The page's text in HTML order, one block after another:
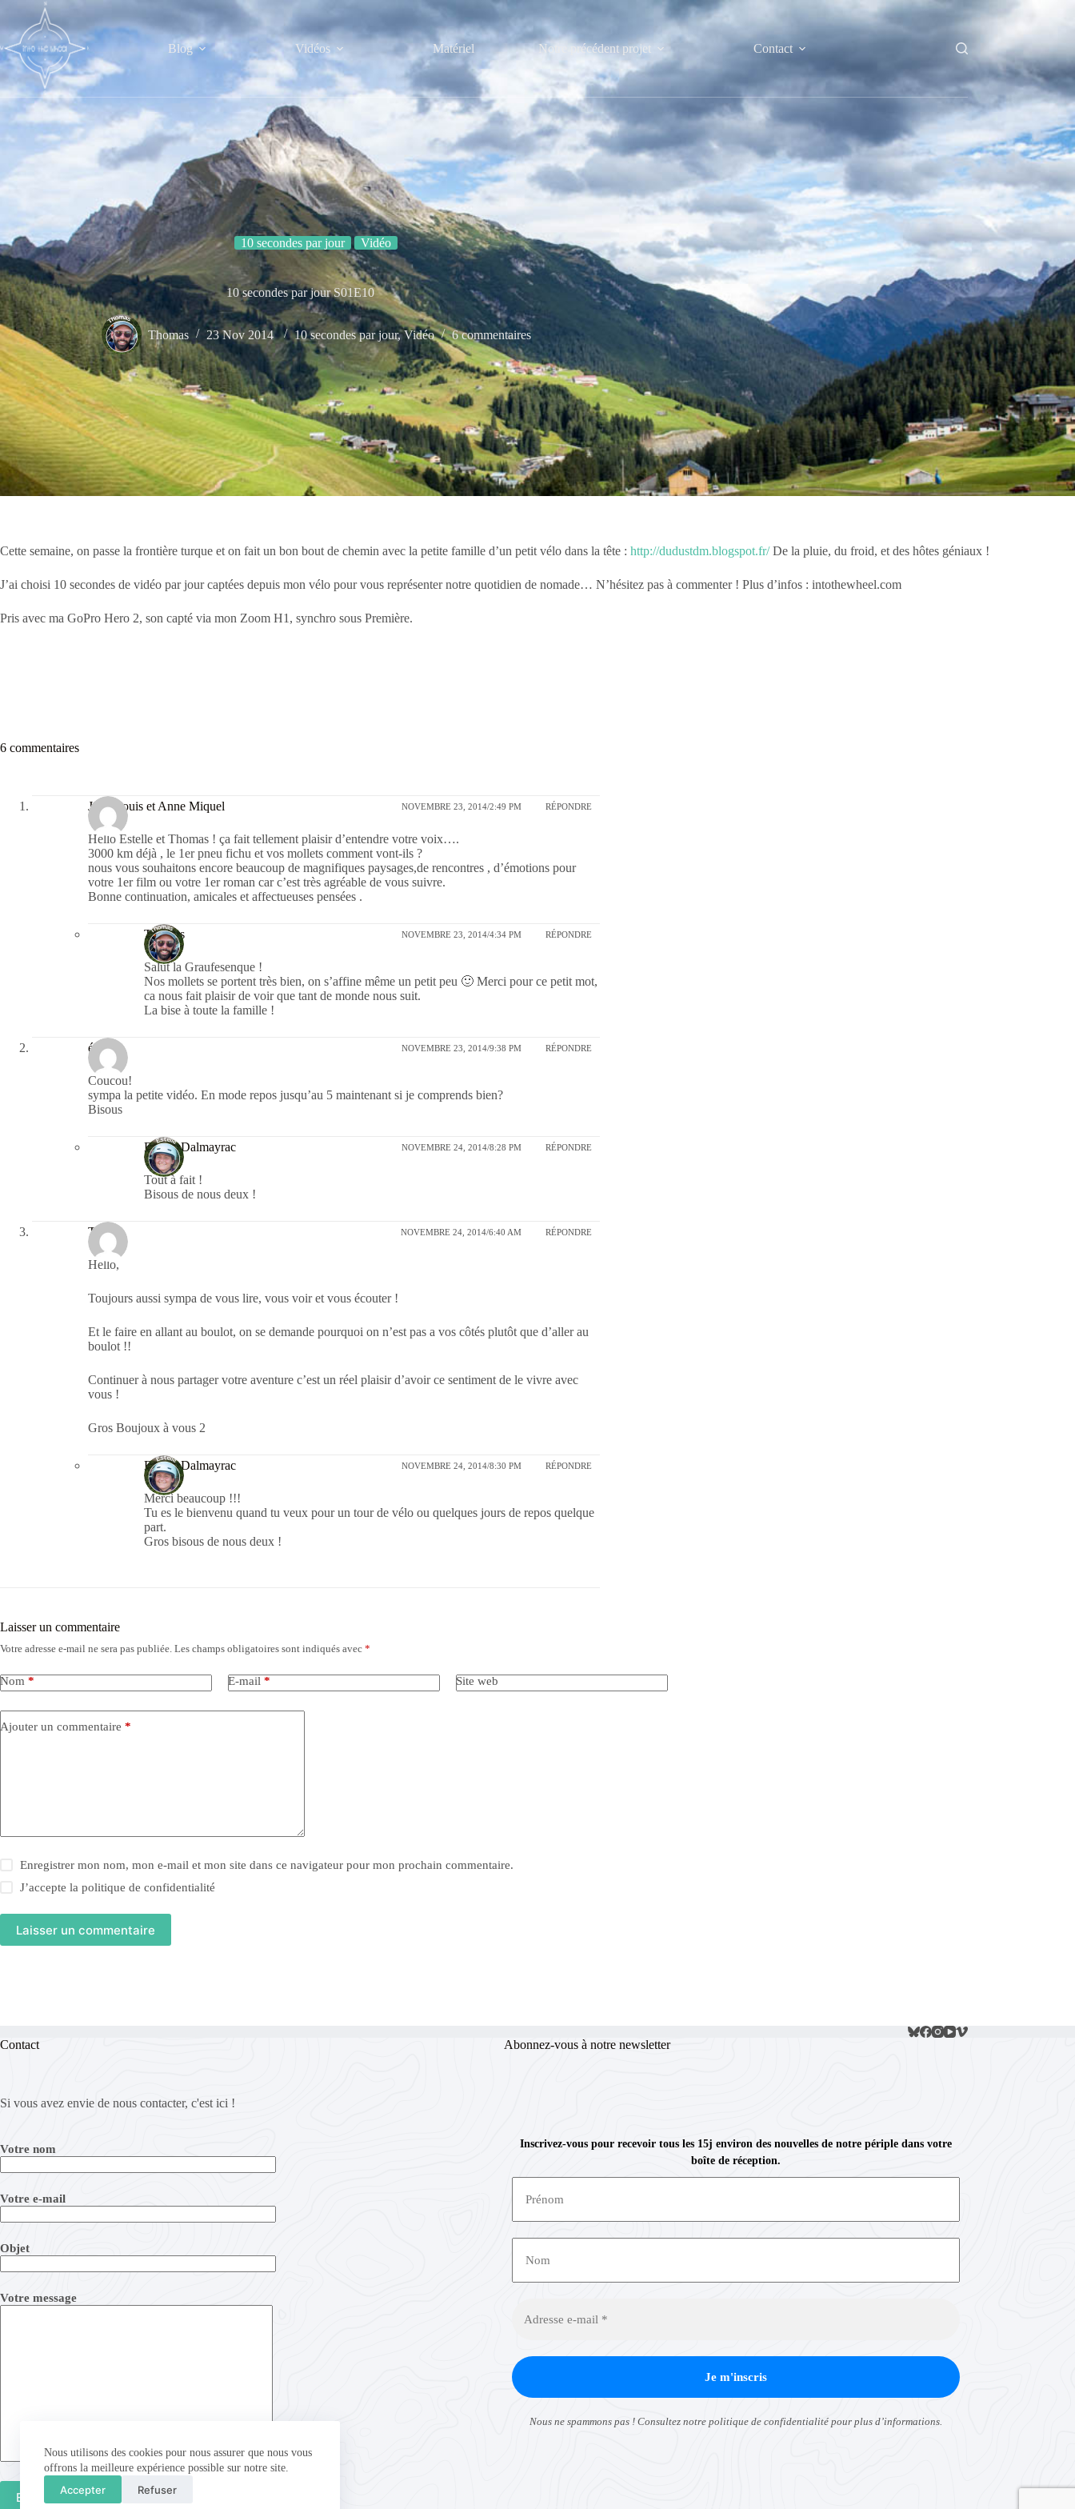
contenu
Nous utilisons des cookies pour nous assurer que nous vous
offrons la meilleure expérience possible sur notre site.
Accepter Refuser
Blog Vidéos Matériel Notre précédent projet Contact
10 secondes par jour Vidéo
10 secondes par jour S01E10
Thomas 23 Nov 2014 10 secondes par jour,Vidéo 6 commentaires
Cette semaine, on passe la frontière turque et on fait un bon bout de chemin avec la petite famille d’un petit vélo dans la tête : http://dudustdm.blogspot.fr/De la pluie, du froid, et des hôtes géniaux !
J’ai choisi 10 secondes de vidéo par jour captées depuis mon vélo pour vous représenter notre quotidien de nomade… N’hésitez pas à commenter ! Plus d’infos : intothewheel.com
Pris avec ma GoPro Hero 2, son capté via mon Zoom H1, synchro sous Première.
6 commentaires
Jean-Louis et Anne Miquel NOVEMBRE 23, 2014/2:49 PM RÉPONDRE
Hello Estelle et Thomas ! ça fait tellement plaisir d’entendre votre voix….
3000 km déjà , le 1er pneu fichu et vos mollets comment vont-ils ?
nous vous souhaitons encore beaucoup de magnifiques paysages,de rencontres , d’émotions pour
votre 1er film ou votre 1er roman car c’est très agréable de vous suivre.
Bonne continuation, amicales et affectueuses pensées .
Thomas NOVEMBRE 23, 2014/4:34 PM RÉPONDRE
Salut la Graufesenque !
Nos mollets se portent très bien, on s’affine même un petit peu 🙂 Merci pour ce petit mot,
ca nous fait plaisir de voir que tant de monde nous suit.
La bise à toute la famille !
émilie NOVEMBRE 23, 2014/9:38 PM RÉPONDRE
Coucou!
sympa la petite vidéo. En mode repos jusqu’au 5 maintenant si je comprends bien?
Bisous
Estelle Dalmayrac NOVEMBRE 24, 2014/8:28 PM RÉPONDRE
Tout à fait !
Bisous de nous deux !
Tiju NOVEMBRE 24, 2014/6:40 AM RÉPONDRE
Hello,
Toujours aussi sympa de vous lire, vous voir et vous écouter !
Et le faire en allant au boulot, on se demande pourquoi on n’est pas a vos côtés plutôt que d’aller au
boulot !!
Continuer à nous partager votre aventure c’est un réel plaisir d’avoir ce sentiment de le vivre avec
vous !
Gros Boujoux à vous 2
Estelle Dalmayrac NOVEMBRE 24, 2014/8:30 PM RÉPONDRE
Merci beaucoup !!!
Tu es le bienvenu quand tu veux pour un tour de vélo ou quelques jours de repos quelque
part.
Gros bisous de nous deux !
Laisser un commentaire
Votre adresse e-mail ne sera pas publiée. Les champs obligatoires sont indiqués avec *
Nom * E-mail * Site web
Ajouter un commentaire *
Enregistrer mon nom, mon e-mail et mon site dans ce navigateur pour mon prochain commentaire.
J’accepte lapolitique de confidentialité
Laisser un commentaire
Contact
Si vous avez envie de nous contacter, c'est ici !
Votre nom
Votre e-mail
Objet
Votre message
Abonnez-vous à notre newsletter
Inscrivez-vous pour recevoir tous les 15j environ des nouvelles de notre périple dans votre
boîte de réception.
Nous ne spammons pas ! Consultez notre politique de confidentialitépour plus d’informations.